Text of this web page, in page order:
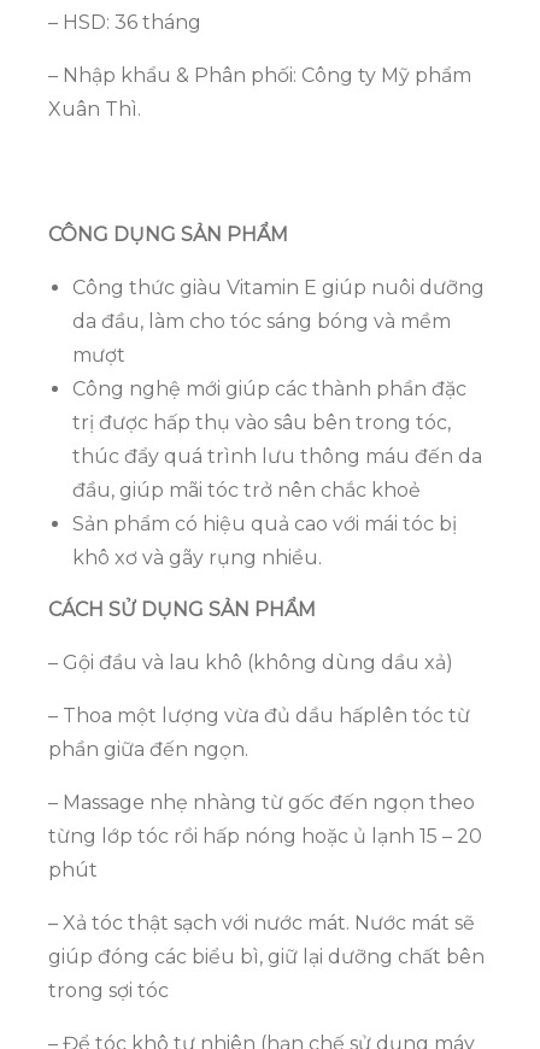
– HSD: 36 tháng
– Nhập khẩu & Phân phối: Công ty Mỹ phẩm
Xuân Thì.
CÔNG DỤNG SẢN PHẨM
Công thức giàu Vitamin E giúp nuôi dưỡng
da đầu, làm cho tóc sáng bóng và mềm
mượt
Công nghệ mới giúp các thành phần đặc
trị được hấp thụ vào sâu bên trong tóc,
thúc đẩy quá trình lưu thông máu đến da
đầu, giúp mãi tóc trở nên chắc khoẻ
Sản phẩm có hiệu quả cao với mái tóc bị
khô xơ và gãy rụng nhiều.
CÁCH SỬ DỤNG SẢN PHẨM
– Gội đầu và lau khô (không dùng dầu xả)
– Thoa một lượng vừa đủ dầu hấplên tóc từ
phần giữa đến ngọn.
– Massage nhẹ nhàng từ gốc đến ngọn theo
từng lớp tóc rồi hấp nóng hoặc ủ lạnh 15 – 20
phút
– Xả tóc thật sạch với nước mát. Nước mát sẽ
giúp đóng các biểu bì, giữ lại dưỡng chất bên
trong sợi tóc
– Để tóc khô tự nhiên (hạn chế sử dụng máy